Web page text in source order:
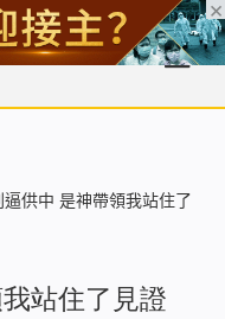
見證 信仰解答 聖經
逼供中 是神帶領我站住了
站住了見證